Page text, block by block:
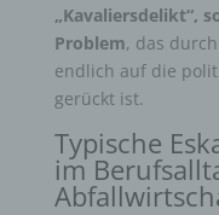
„Kavaliersdelikt“,
Problem, das durch
endlich auf die
gerückt ist.
Typische
im